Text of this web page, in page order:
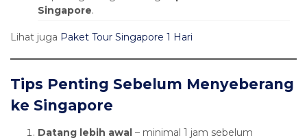
Singapore.
Lihat juga Paket Tour Singapore 1 Hari
Tips Penting Sebelum Menyeberang
ke Singapore
Datang lebih awal – minimal 1 jam sebelum